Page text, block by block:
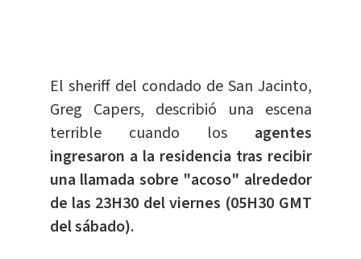
El sheriff del condado de San Jacinto,
Greg Capers, describió una escena
terrible cuando losagentes
ingresaron a la residencia tras recibir
una llamada sobre "acoso" alrededor
de las 23H30 del viernes (05H30 GMT
del sábado).